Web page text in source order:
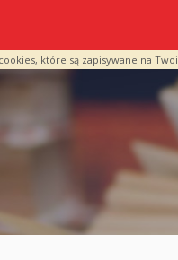
które są zapisywane na